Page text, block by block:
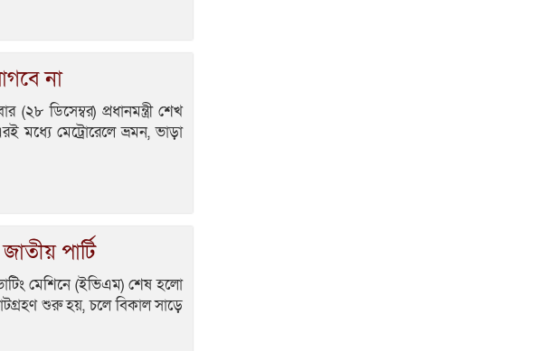
না
ডিসেম্বর) প্রধানমন্ত্রী শেখ
মধ্যে মেট্রোরেলে ভ্রমন, ভাড়া
পার্টি
মেশিনে (ইভিএম) শেষ হলো
শুরু হয়, চলে বিকাল সাড়ে